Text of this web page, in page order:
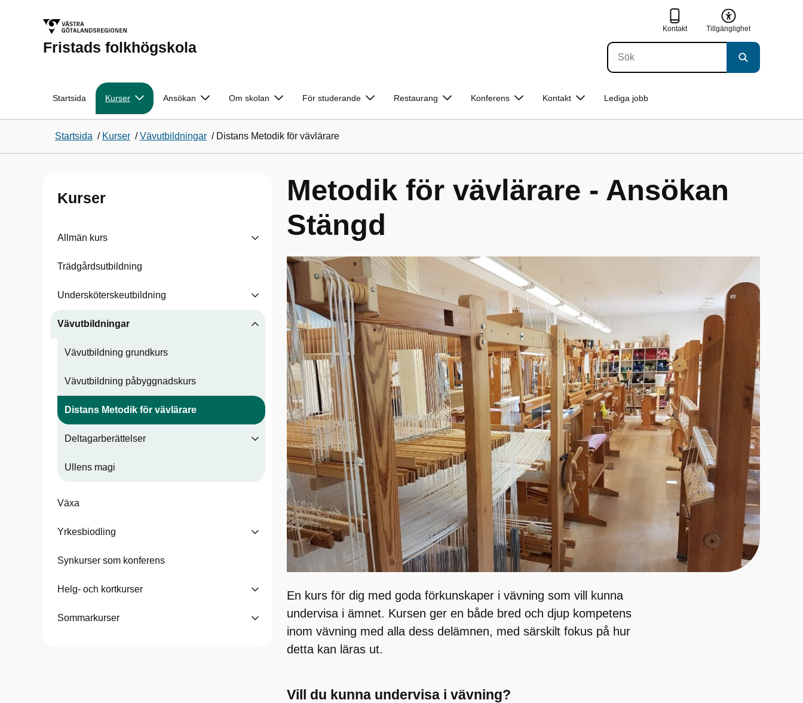
Fristads folkhögskola
Kontakt Tillgänglighet
Startsida Kurser Ansökan Om skolan För studerande Restaurang Konferens Kontakt Lediga jobb
Startsida / Kurser /Vävutbildningar / Distans Metodik för vävlärare
Kurser
Allmän kurs
Trädgårdsutbildning
Undersköterskeutbildning
Vävutbildningar
Vävutbildning grundkurs
Vävutbildning påbyggnadskurs
Distans Metodik för vävlärare
Deltagarberättelser
Ullens magi
Växa
Yrkesbiodling
Synkurser som konferens
Helg- och kortkurser
Sommarkurser
Metodik för vävlärare - Ansökan
Stängd
En kurs för dig med goda förkunskaper i vävning som vill kunna
undervisa i ämnet. Kursen ger en både bred och djup kompetens
inom vävning med alla dess delämnen, med särskilt fokus på hur
detta kan läras ut.
Vill du kunna undervisa i vävning?